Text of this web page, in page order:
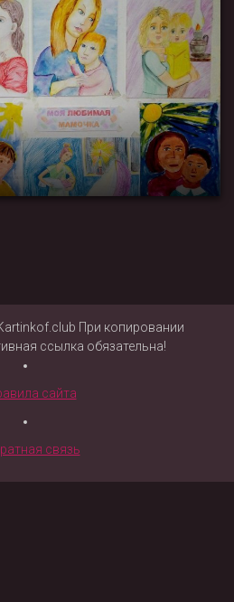
При копировании
ссылка обязательна!
сайта
связь